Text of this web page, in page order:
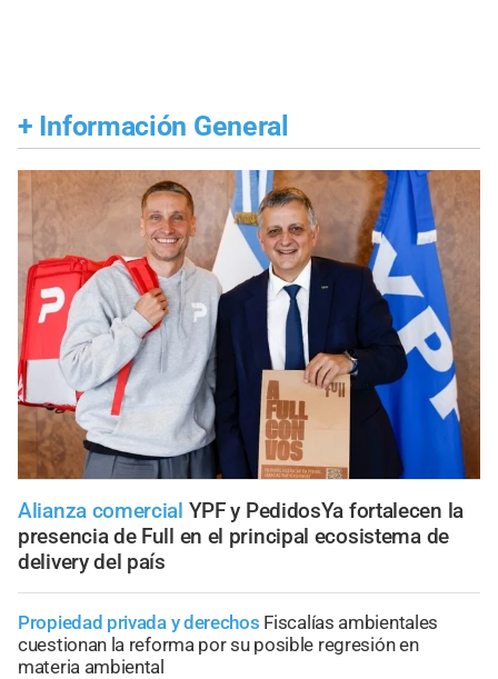
+ Información General
Alianza comercial YPF y PedidosYa fortalecen la
presencia de Full en el principal ecosistema de
delivery del país
Propiedad privada y derechos Fiscalías ambientales
cuestionan la reforma por su posible regresión en
materia ambiental